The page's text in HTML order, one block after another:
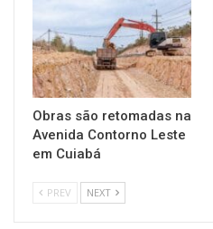
Obras são retomadas na
Avenida Contorno Leste
em Cuiabá
PREV NEXT